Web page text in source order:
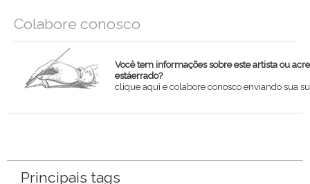
Colabore conosco
Você tem informações sobre este artista ou
estáerrado?
clique aqui e colabore conosco enviando sua
Principais tags